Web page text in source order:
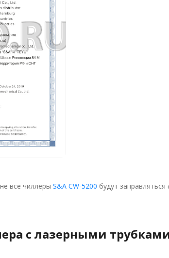
все чиллеры S&A CW-5200 будут
с лазерными